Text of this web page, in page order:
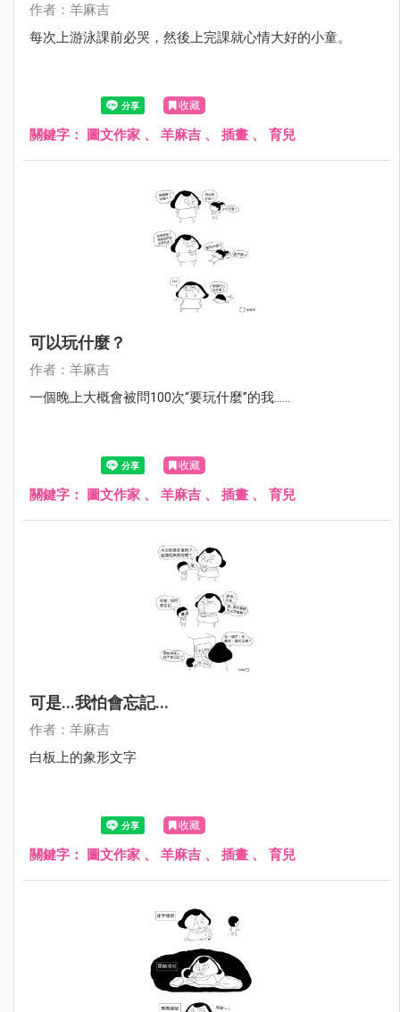
作者：羊麻吉
每次上游泳課前必哭，然後上完課就心情大好的小童。
收藏
關鍵字： 圖文作家 、 羊麻吉 、 插畫 、 育兒
可以玩什麼？
作者：羊麻吉
一個晚上大概會被問100次“要玩什麼”的我……
收藏
關鍵字： 圖文作家 、 羊麻吉 、 插畫 、 育兒
可是...我怕會忘記...
作者：羊麻吉
白板上的象形文字
收藏
關鍵字： 圖文作家 、 羊麻吉 、 插畫 、 育兒